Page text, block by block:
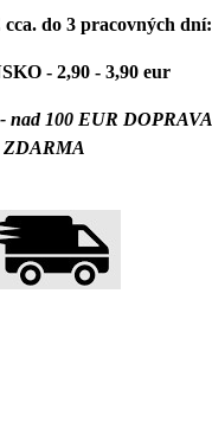
do 3 pracovných dní:
- 2,90 - 3,90 eur
nad 100 EUR DOPRAVA
ZDARMA